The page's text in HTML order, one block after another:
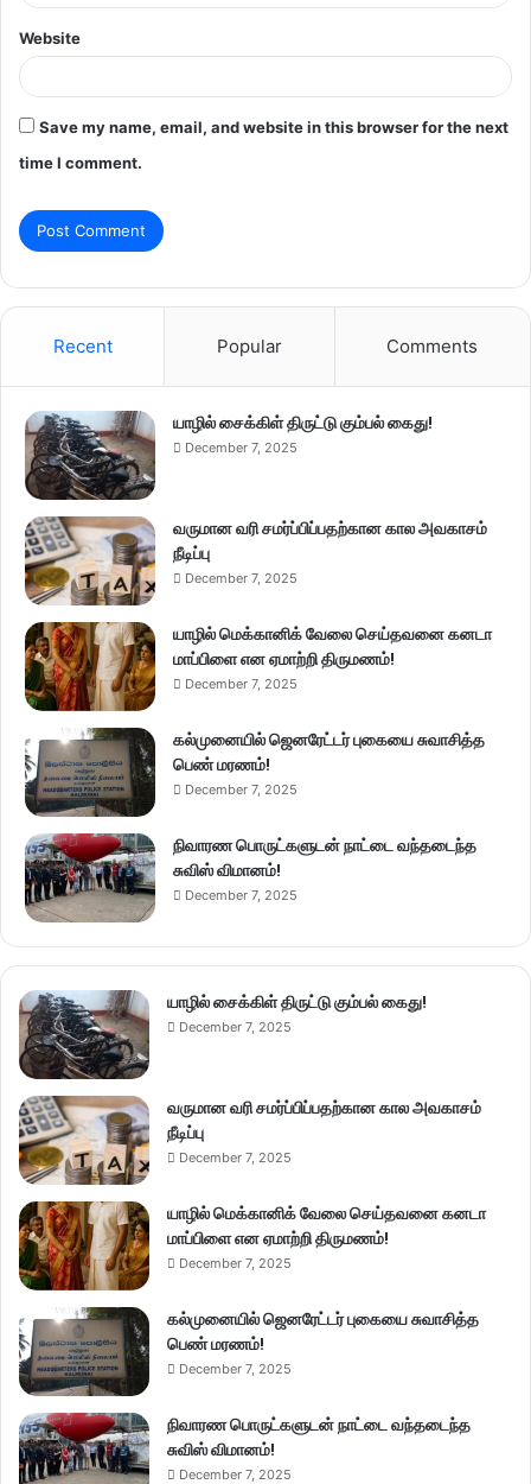
Website
Save my name, email, and website in this browser for the next
time I comment.
Recent Popular Comments
யாழில் சைக்கிள் திருட்டு கும்பல் கைது!
December 7, 2025
வருமான வரி சமர்ப்பிப்பதற்கான கால அவகாசம்
நீடிப்பு
December 7, 2025
யாழில் மெக்கானிக் வேலை செய்தவனை கனடா
மாப்பிளை என ஏமாற்றி திருமணம்!
December 7, 2025
கல்முனையில் ஜெனரேட்டர் புகையை சுவாசித்த
பெண் மரணம்!
December 7, 2025
நிவாரண பொருட்களுடன் நாட்டை வந்தடைந்த
சுவிஸ் விமானம்!
December 7, 2025
யாழில் சைக்கிள் திருட்டு கும்பல் கைது!
December 7, 2025
வருமான வரி சமர்ப்பிப்பதற்கான கால அவகாசம்
நீடிப்பு
December 7, 2025
யாழில் மெக்கானிக் வேலை செய்தவனை கனடா
மாப்பிளை என ஏமாற்றி திருமணம்!
December 7, 2025
கல்முனையில் ஜெனரேட்டர் புகையை சுவாசித்த
பெண் மரணம்!
December 7, 2025
நிவாரண பொருட்களுடன் நாட்டை வந்தடைந்த
சுவிஸ் விமானம்!
December 7, 2025